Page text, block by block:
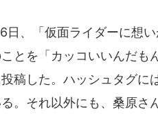
、「仮面ライダーに想
とを「カッコいいんだも
稿した。ハッシュタグに
。それ以外にも、桑原さ